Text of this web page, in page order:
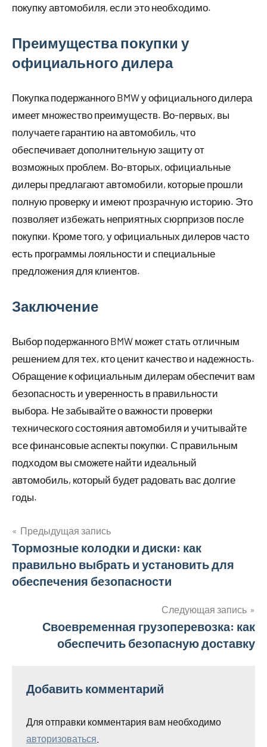
покупку автомобиля, если это необходимо.
Преимущества покупки у
официального дилера
Покупка подержанного BMW у официального дилера
имеет множество преимуществ. Во-первых, вы
получаете гарантию на автомобиль, что
обеспечивает дополнительную защиту от
возможных проблем. Во-вторых, официальные
дилеры предлагают автомобили, которые прошли
полную проверку и имеют прозрачную историю. Это
позволяет избежать неприятных сюрпризов после
покупки. Кроме того, у официальных дилеров часто
есть программы лояльности и специальные
предложения для клиентов.
Заключение
Выбор подержанного BMW может стать отличным
решением для тех, кто ценит качество и надежность.
Обращение к официальным дилерам обеспечит вам
безопасность и уверенность в правильности
выбора. Не забывайте о важности проверки
технического состояния автомобиля и учитывайте
все финансовые аспекты покупки. С правильным
подходом вы сможете найти идеальный
автомобиль, который будет радовать вас долгие
годы.
Навигация
по
Предыдущая запись
Тормозные колодки и диски: как
правильно выбрать и установить для
обеспечения безопасности
Следующая запись
Своевременная грузоперевозка: как
обеспечить безопасную доставку
Добавить комментарий
Для отправки комментария вам необходимо
авторизоваться